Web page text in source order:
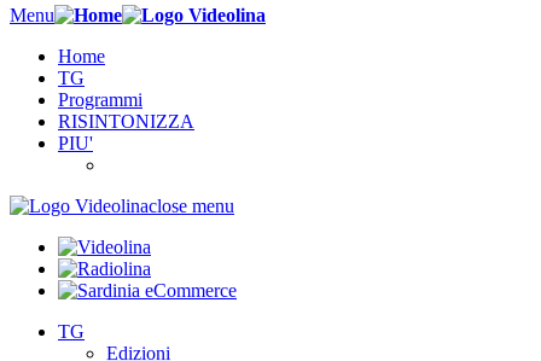
Menu
Home
TG
Programmi
RISINTONIZZA
PIU'
close menu
TG
Edizioni